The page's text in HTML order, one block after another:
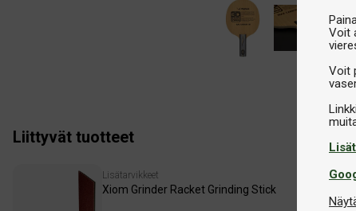
Voit
Voit
Liittyvät tuotteet
Lisätarvikkeet
Xiom Grinder Racket Grinding Stick